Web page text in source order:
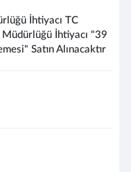
İhtiyacı TC
İhtiyacı "39
Satın Alınacaktır